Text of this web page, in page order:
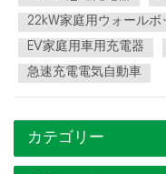
22kW家庭用ウォールボ
EV家庭用車用充電器
急速充電電気自動車
カテゴリー